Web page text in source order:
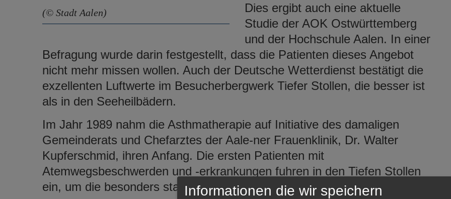
(© Stadt Aalen)
Dies ergibt auch eine aktuelle
Studie der AOK Ostwürttemberg
und der Hochschule Aalen. In einer
Befragung wurde darin festgestellt, dass die Patienten dieses Angebot
nicht mehr missen wollen. Auch der Deutsche Wetterdienst bestätigt die
exzellenten Luftwerte im Besucherbergwerk Tiefer Stollen, die besser ist
als in den Seeheilbädern.
Im Jahr 1989 nahm die Asthmatherapie auf Initiative des damaligen
Gemeinderats und Chefarztes der Aale-ner Frauenklinik, Dr. Walter
Kupferschmid, ihren Anfang. Die ersten Patienten mit
Atemwegsbeschwerden und -erkrankungen fuhren in den Tiefen Stollen
ein, um die besonders staub- und allergenfreie Luft zu atmen.
Informationen die wir speichern